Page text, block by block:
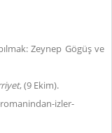
Zeynep Gögüş ve
, (9 Ekim).
izler-